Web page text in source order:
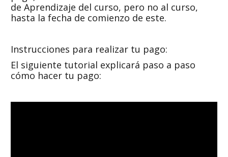
de Aprendizaje del curso, pero no al curso,
hasta la fecha de comienzo de este.
Instrucciones para realizar tu pago:
El siguiente tutorial explicará paso a paso
cómo hacer tu pago: